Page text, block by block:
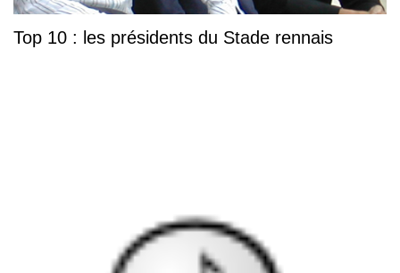
Top 10 : les présidents du Stade rennais